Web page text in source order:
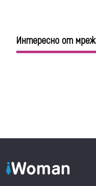
Интересно от